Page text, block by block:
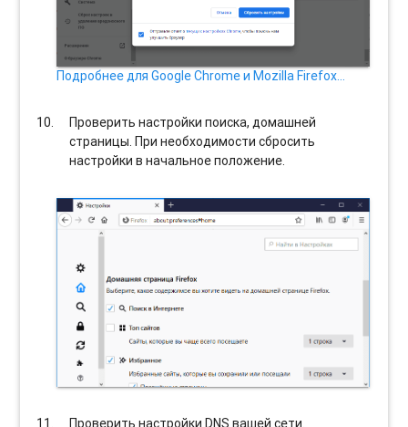
Подробнее для Google Chrome и Mozilla Firefox…
Проверить настройки поиска, домашней
страницы. При необходимости сбросить
настройки в начальное положение.
Проверить настройки DNS вашей сети.